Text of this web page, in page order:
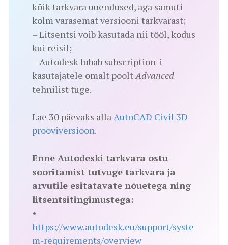
kõik tarkvara uuendused, aga samuti
kolm varasemat versiooni tarkvarast;
– Litsentsi võib kasutada nii tööl, kodus
kui reisil;
– Autodesk lubab subscription-i
kasutajatele omalt pooltAdvanced
tehnilist tuge.
Lae 30 päevaks allaAutoCAD Civil 3D
prooviversioon.
Enne Autodeski tarkvara ostu
sooritamist tutvuge tarkvara ja
arvutile esitatavate nõuetega ning
litsentsitingimustega:
•
https://www.autodesk.eu/support/syste
m-requirements/overview